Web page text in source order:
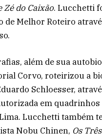
Zé do Caixão. Lucchetti
de Melhor Roteiro
além de sua
Corvo, roteirizou a
Schloesser,
em
Lucchetti também
Nobu Chinen, Os